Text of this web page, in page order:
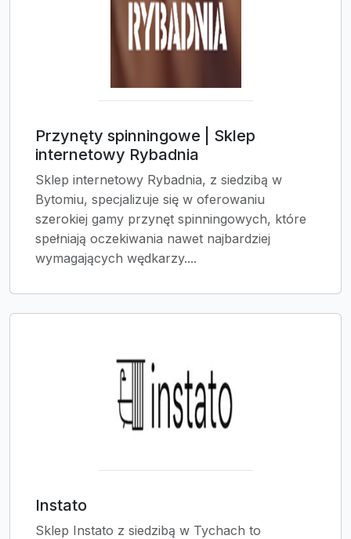
Przynęty spinningowe | Sklep
internetowy Rybadnia
Sklep internetowy Rybadnia, z siedzibą w
Bytomiu, specjalizuje się w oferowaniu
szerokiej gamy przynęt spinningowych, które
spełniają oczekiwania nawet najbardziej
wymagających wędkarzy....
Instato
Sklep Instato z siedzibą w Tychach to